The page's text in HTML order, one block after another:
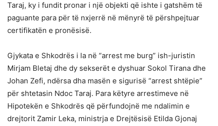
Taraj, ky i fundit pronar i një objekti që ishte i gatshëm të
paguante para për të nxjerrë në mënyrë të përshpejtuar
certifikatën e pronësisë.
Gjykata e Shkodrës i la në “arrest me burg” ish-juristin
Mirjam Bletaj dhe dy sekserët e dyshuar Sokol Tirana dhe
Johan Zefi, ndërsa dha masën e sigurisë “arrest shtëpie”
për shtetasin Ndoc Taraj. Para këtyre arrestimeve në
Hipotekën e Shkodrës që përfundojnë me ndalimin e
drejtorit Zamir Leka, ministrja e Drejtësisë Etilda Gjonaj